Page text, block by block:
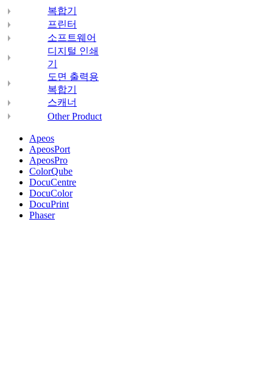
복합기
프린터
소프트웨어
디지털 인쇄
기
도면 출력용
복합기
스캐너
Other Product
Apeos
ApeosPort
ApeosPro
ColorQube
DocuCentre
DocuColor
DocuPrint
Phaser